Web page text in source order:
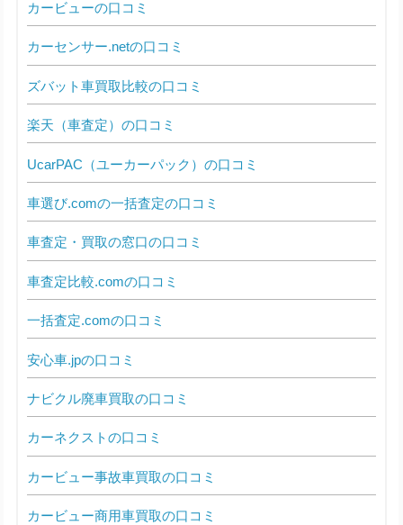
カービューの口コミ
カーセンサー.netの口コミ
ズバット車買取比較の口コミ
楽天（車査定）の口コミ
UcarPAC（ユーカーパック）の口コミ
車選び.comの一括査定の口コミ
車査定・買取の窓口の口コミ
車査定比較.comの口コミ
一括査定.comの口コミ
安心車.jpの口コミ
ナビクル廃車買取の口コミ
カーネクストの口コミ
カービュー事故車買取の口コミ
カービュー商用車買取の口コミ